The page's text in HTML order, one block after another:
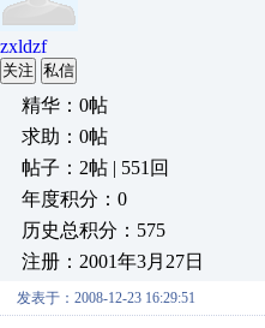
zxldzf
关注 私信
精华：0帖
求助：0帖
帖子：2帖 | 551回
年度积分：0
历史总积分：575
注册：2001年3月27日
发表于：2008-12-23 16:29:51